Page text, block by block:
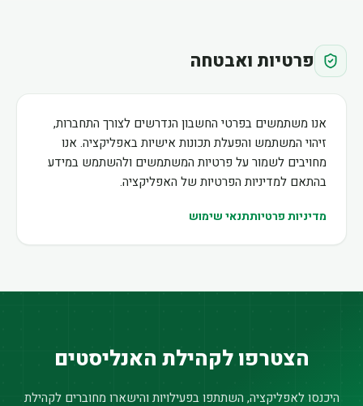
פרטיות ואבטחה
אנו משתמשים בפרטי החשבון הנדרשים לצורך התחברות,
זיהוי המשתמש והפעלת תכונות אישיות באפליקציה. אנו
מחויבים לשמור על פרטיות המשתמשים ולהשתמש במידע
בהתאם למדיניות הפרטיות של האפליקציה.
מדיניות פרטיותתנאי שימוש
הצטרפו לקהילת האנליסטים
היכנסו לאפליקציה, השתתפו בפעילויות והישארו מחוברים לקהילת